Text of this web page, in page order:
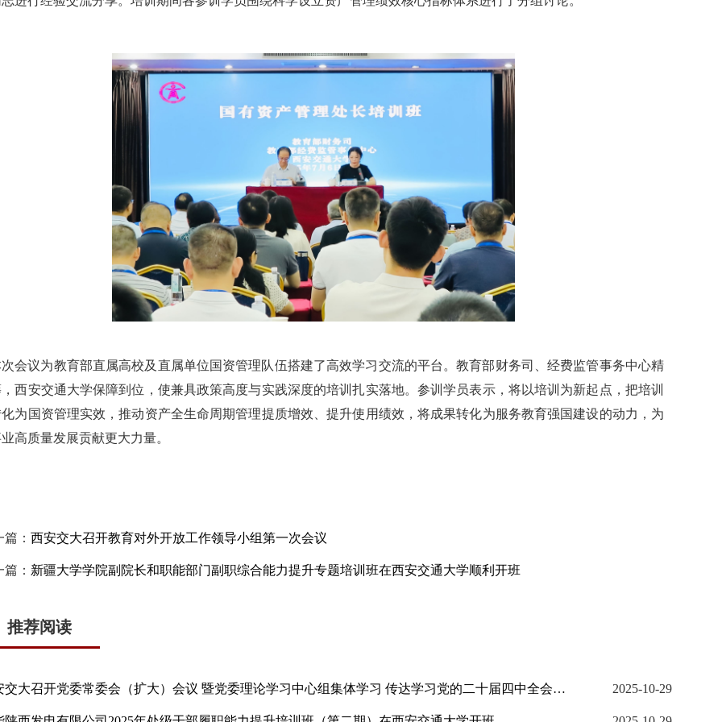
会议为教育部直属高校及直属单位国资管理队伍搭建了高效学习交流的平台。教育部财务司、经费监管事务中心精
西安交通大学保障到位，使兼具政策高度与实践深度的培训扎实落地。参训学员表示，将以培训为新起点，把培训
为国资管理实效，推动资产全生命周期管理提质增效、提升使用绩效，将成果转化为服务教育强国建设的动力，为
高质量发展贡献更大力量。
： 西安交大召开教育对外开放工作领导小组第一次会议
： 新疆大学学院副院长和职能部门副职综合能力提升专题培训班在西安交通大学顺利开班
推荐阅读
西安交大召开党委常委会（扩大）会议 暨党委理论学习中心组集体学习 传达学习党的二十届四中全会精神 2025-10-29